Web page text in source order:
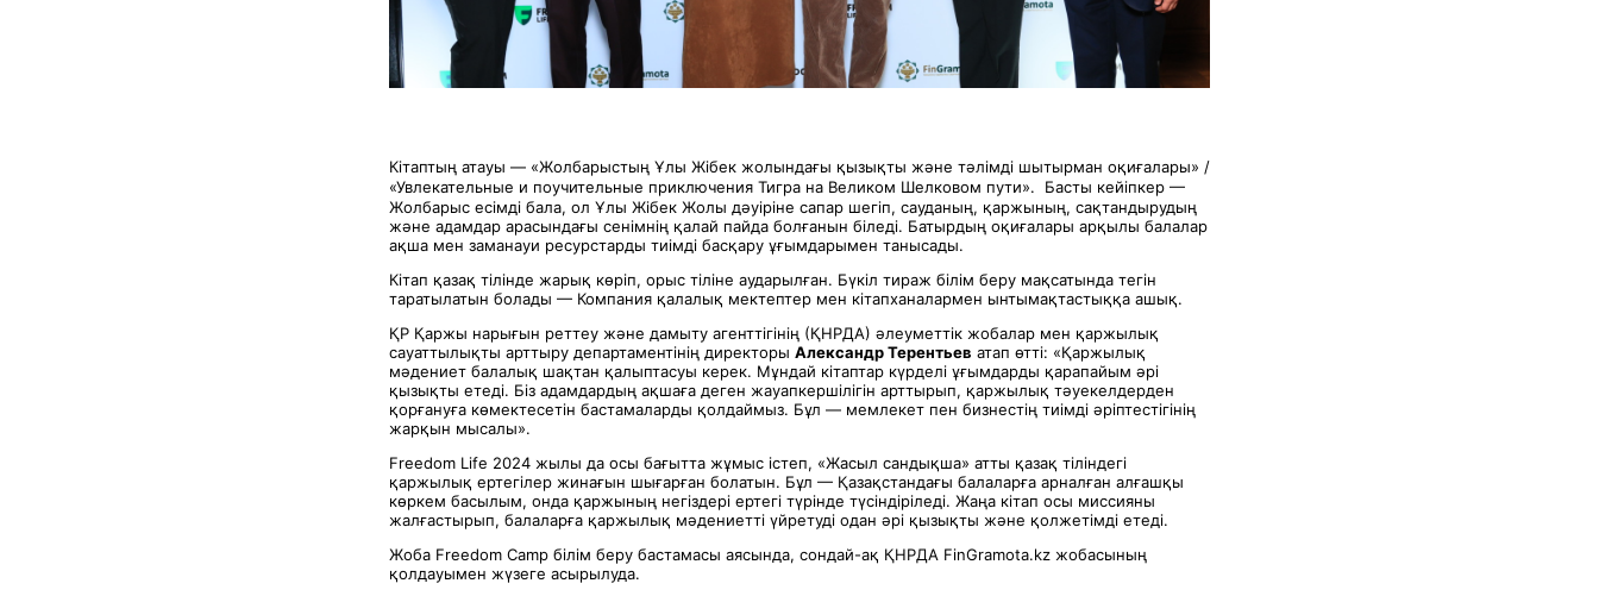
Кітаптың атауы — «Жолбарыстың Ұлы Жібек жолындағы қызықты және тәлімді шытырман оқиғалары» /
«Увлекательные и поучительные приключения Тигра на Великом Шелковом пути». Басты кейіпкер —
Жолбарыс есімді бала, ол Ұлы Жібек Жолы дәуіріне сапар шегіп, сауданың, қаржының, сақтандырудың
және адамдар арасындағы сенімнің қалай пайда болғанын біледі. Батырдың оқиғалары арқылы балалар
ақша мен заманауи ресурстарды тиімді басқару ұғымдарымен танысады.
Кітап қазақ тілінде жарық көріп, орыс тіліне аударылған. Бүкіл тираж білім беру мақсатында тегін
таратылатын болады — Компания қалалық мектептер мен кітапханалармен ынтымақтастыққа ашық.
ҚР Қаржы нарығын реттеу және дамыту агенттігінің (ҚНРДА) әлеуметтік жобалар мен қаржылық
сауаттылықты арттыру департаментінің директоры Александр Терентьев атап өтті: «Қаржылық
мәдениет балалық шақтан қалыптасуы керек. Мұндай кітаптар күрделі ұғымдарды қарапайым әрі
қызықты етеді. Біз адамдардың ақшаға деген жауапкершілігін арттырып, қаржылық тәуекелдерден
қорғануға көмектесетін бастамаларды қолдаймыз. Бұл — мемлекет пен бизнестің тиімді әріптестігінің
жарқын мысалы».
Freedom Life 2024 жылы да осы бағытта жұмыс істеп, «Жасыл сандықша» атты қазақ тіліндегі
қаржылық ертегілер жинағын шығарған болатын. Бұл — Қазақстандағы балаларға арналған алғашқы
көркем басылым, онда қаржының негіздері ертегі түрінде түсіндіріледі. Жаңа кітап осы миссияны
жалғастырып, балаларға қаржылық мәдениетті үйретуді одан әрі қызықты және қолжетімді етеді.
Жоба Freedom Camp білім беру бастамасы аясында, сондай-ақ ҚНРДА FinGramota.kz жобасының
қолдауымен жүзеге асырылуда.